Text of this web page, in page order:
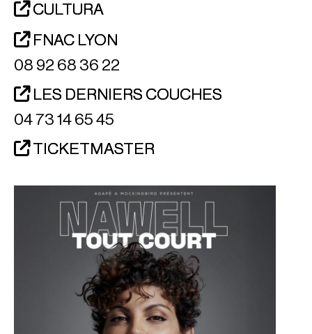
CULTURA
FNAC LYON
08 92 68 36 22
LES DERNIERS COUCHES
04 73 14 65 45
TICKETMASTER